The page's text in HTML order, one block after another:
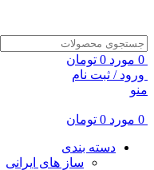
0 مورد 0 تومان
ورود / ثبت نام
منو
0 مورد 0 تومان
دسته بندی
ساز های ایرانی